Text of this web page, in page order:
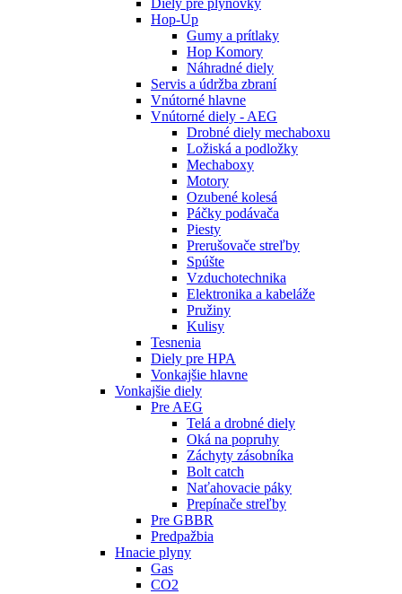
Hop-Up
Gumy a prítlaky
Hop Komory
Náhradné diely
Servis a údržba zbraní
Vnútorné hlavne
Vnútorné diely - AEG
Drobné diely mechaboxu
Ložiská a podložky
Mechaboxy
Motory
Ozubené kolesá
Páčky podávača
Piesty
Prerušovače streľby
Spúšte
Vzduchotechnika
Elektronika a kabeláže
Pružiny
Kulisy
Tesnenia
Diely pre HPA
Vonkajšie hlavne
Vonkajšie diely
Pre AEG
Telá a drobné diely
Oká na popruhy
Záchyty zásobníka
Bolt catch
Naťahovacie páky
Prepínače streľby
Pre GBBR
Predpažbia
Hnacie plyny
Gas
CO2